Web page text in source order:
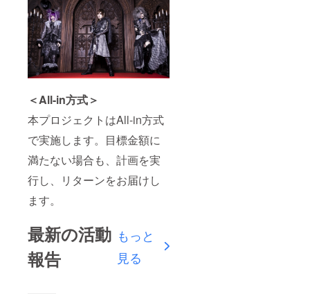
＜All-in方式＞
本プロジェクトはAll-in方式
で実施します。目標金額に
満たない場合も、計画を実
行し、リターンをお届けし
ます。
最新の活動
報告
もっと
見る